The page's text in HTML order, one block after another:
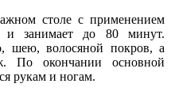
столе с применением
и занимает до 80 минут.
шею, волосяной покров, а
По окончании основной
рукам и ногам.